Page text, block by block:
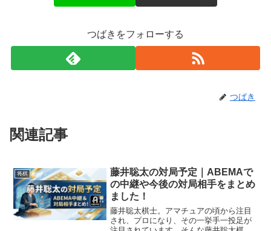
つばきをフォローする
つばき
関連記事
将棋
藤井聡太の対局予定｜ABEMAで
の中継や今後の対局相手をまとめ
ました！
藤井聡太棋士。アマチュアの頃から注目
され、プロになり、その一挙手一投足が